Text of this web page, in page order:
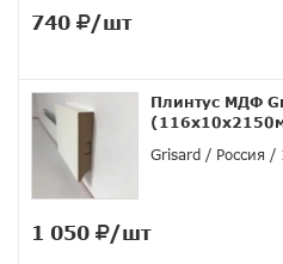
740 /шт
Плинтус МДФ
Grisard
Россия
1 050 /шт